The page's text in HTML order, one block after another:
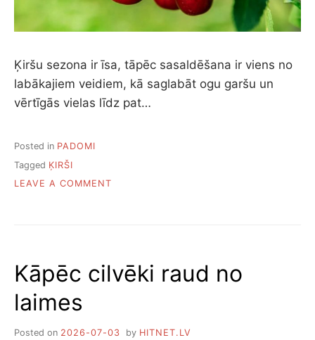
Ķiršu sezona ir īsa, tāpēc sasaldēšana ir viens no
labākajiem veidiem, kā saglabāt ogu garšu un
vērtīgās vielas līdz pat…
Posted in PADOMI
Tagged ĶIRŠI
LEAVE A COMMENT
Kāpēc cilvēki raud no
laimes
Posted on 2026-07-03 by HITNET.LV